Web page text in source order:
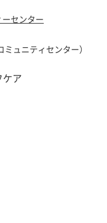
センター
ュニティセンター）